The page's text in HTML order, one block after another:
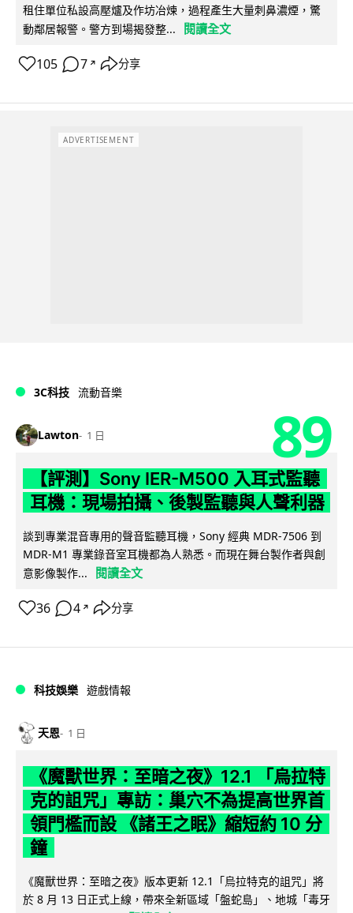
租住單位私設高壓爐及作坊冶煉，過程產生大量刺鼻濃煙，驚
動鄰居報警。警方到場揭發整...
閱讀全文
105 7 ↗ 分享
ADVERTISEMENT
3C科技 流動音樂
Lawton 1 日 89
【評測】Sony IER-M500 入耳式監聽
耳機：現場拍攝、後製監聽與人聲利器
談到專業混音專用的聲音監聽耳機，Sony 經典 MDR-7506 到
MDR-M1 專業錄音室耳機都為人熟悉。而現在舞台製作者與創
意影像製作...
閱讀全文
36 4 ↗ 分享
科技娛樂 遊戲情報
天恩 1 日
《魔獸世界：至暗之夜》12.1 「烏拉特
克的詛咒」專訪：巢穴不為提高世界首
領門檻而設 《諸王之眠》縮短約 10 分
鐘
《魔獸世界：至暗之夜》版本更新 12.1「烏拉特克的詛咒」將
於 8 月 13 日正式上線，帶來全新區域「盤蛇島」、地城「毒牙